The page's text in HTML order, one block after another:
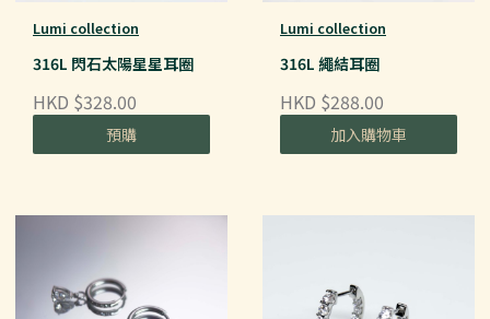
Lumi collection
316L 閃石太陽星星耳圈
HKD $328.00
預購
Lumi collection
316L 繩結耳圈
HKD $288.00
加入購物車